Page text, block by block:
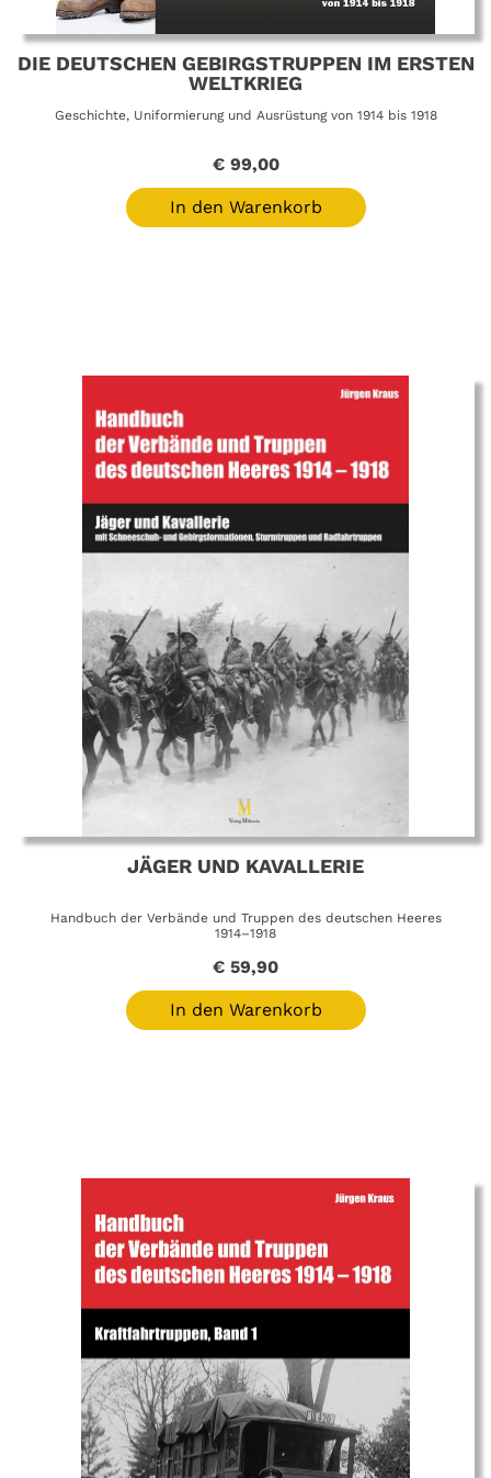
DIE DEUTSCHEN GEBIRGSTRUPPEN IM ERSTEN
WELTKRIEG
Geschichte, Uniformierung und Ausrüstung von 1914 bis 1918
€ 99,00
In den Warenkorb
JÄGER UND KAVALLERIE
Handbuch der Verbände und Truppen des deutschen Heeres
1914–1918
€ 59,90
In den Warenkorb